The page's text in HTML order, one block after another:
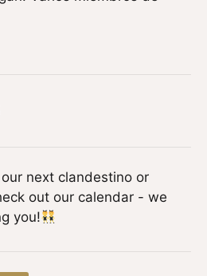
next clandestino or
out our calendar - we
you!